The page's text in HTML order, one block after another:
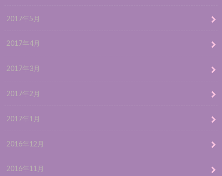
2017年5月
2017年4月
2017年3月
2017年2月
2017年1月
2016年12月
2016年11月